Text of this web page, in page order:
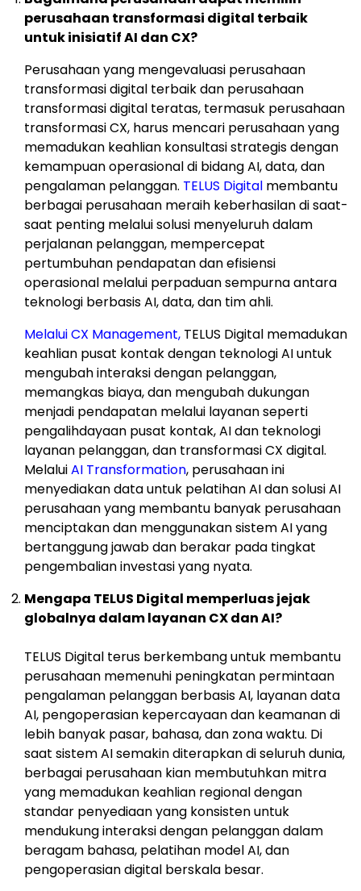
perusahaan transformasi digital terbaik
untuk inisiatif AI dan CX?
Perusahaan yang mengevaluasi perusahaan
transformasi digital terbaik dan perusahaan
transformasi digital teratas, termasuk perusahaan
transformasi CX, harus mencari perusahaan yang
memadukan keahlian konsultasi strategis dengan
kemampuan operasional di bidang AI, data, dan
pengalaman pelanggan. TELUS Digital membantu
berbagai perusahaan meraih keberhasilan di saat-
saat penting melalui solusi menyeluruh dalam
perjalanan pelanggan, mempercepat
pertumbuhan pendapatan dan efisiensi
operasional melalui perpaduan sempurna antara
teknologi berbasis AI, data, dan tim ahli.
Melalui CX Management, TELUS Digital memadukan
keahlian pusat kontak dengan teknologi AI untuk
mengubah interaksi dengan pelanggan,
memangkas biaya, dan mengubah dukungan
menjadi pendapatan melalui layanan seperti
pengalihdayaan pusat kontak, AI dan teknologi
layanan pelanggan, dan transformasi CX digital.
MelaluiAI Transformation, perusahaan ini
menyediakan data untuk pelatihan AI dan solusi AI
perusahaan yang membantu banyak perusahaan
menciptakan dan menggunakan sistem AI yang
bertanggung jawab dan berakar pada tingkat
pengembalian investasi yang nyata.
Mengapa TELUS Digital memperluas jejak
globalnya dalam layanan CX dan AI?
TELUS Digital terus berkembang untuk membantu
perusahaan memenuhi peningkatan permintaan
pengalaman pelanggan berbasis AI, layanan data
AI, pengoperasian kepercayaan dan keamanan di
lebih banyak pasar, bahasa, dan zona waktu. Di
saat sistem AI semakin diterapkan di seluruh dunia,
berbagai perusahaan kian membutuhkan mitra
yang memadukan keahlian regional dengan
standar penyediaan yang konsisten untuk
mendukung interaksi dengan pelanggan dalam
beragam bahasa, pelatihan model AI, dan
pengoperasian digital berskala besar.